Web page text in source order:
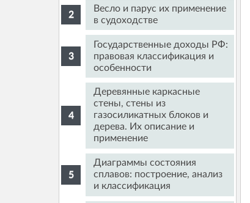
Весло и парус их применение
в судоходстве
Государственные доходы РФ:
правовая классификация и
особенности
Деревянные каркасные
стены, стены из
газосиликатных блоков и
дерева. Их описание и
применение
Диаграммы состояния
сплавов: построение, анализ
и классификация